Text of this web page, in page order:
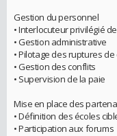
Gestion du personnel
• Interlocuteur privilégié
• Gestion administrative
• Pilotage des ruptures
• Gestion des conflits
• Supervision de la paie
Mise en place des
• Définition des écoles
• Participation aux forums